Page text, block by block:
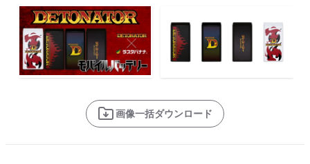
画像一括ダウンロード